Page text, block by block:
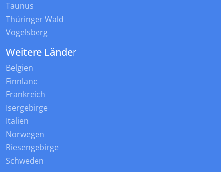
Taunus
Thüringer Wald
Vogelsberg
Weitere Länder
Belgien
Finnland
Frankreich
Isergebirge
Italien
Norwegen
Riesengebirge
Schweden